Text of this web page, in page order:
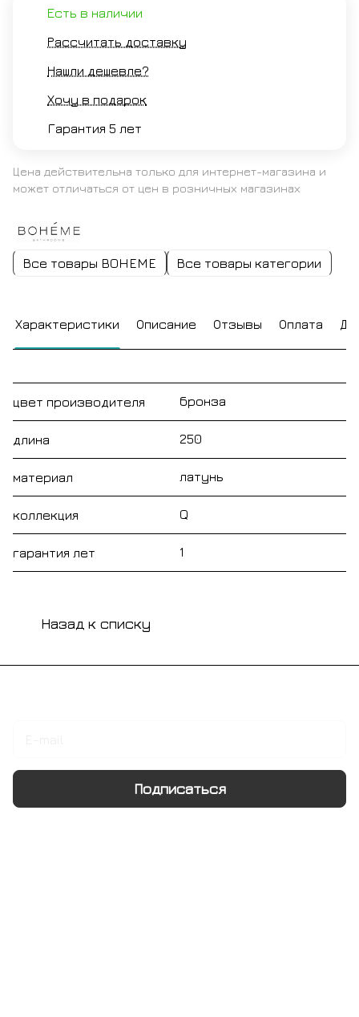
Есть в наличии
Рассчитать доставку
Нашли дешевле?
Хочу в подарок
Гарантия 5 лет
Цена действительна только для интернет-магазина и
может отличаться от цен в розничных магазинах
Все товары BOHEME Все товары категории
Характеристики Описание Отзывы Оплата
цвет производителя бронза
длина 250
материал латунь
коллекция Q
гарантия лет 1
Назад к списку
Подписаться